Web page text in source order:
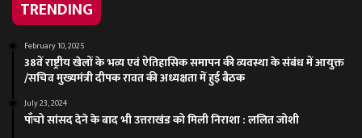
TRENDING
February 10, 2025
38वें राष्ट्रीय खेलों के भव्य एवं ऐतिहासिक समापन की व्यवस्था के संबंध में आयुक्त
/सचिव मुख्यमंत्री दीपक रावत की अध्यक्षता में हुई बैठक
July 23, 2024
पाँचो सांसद देने के बाद भी उत्तराखंड को मिली निराशा : ललित जोशी